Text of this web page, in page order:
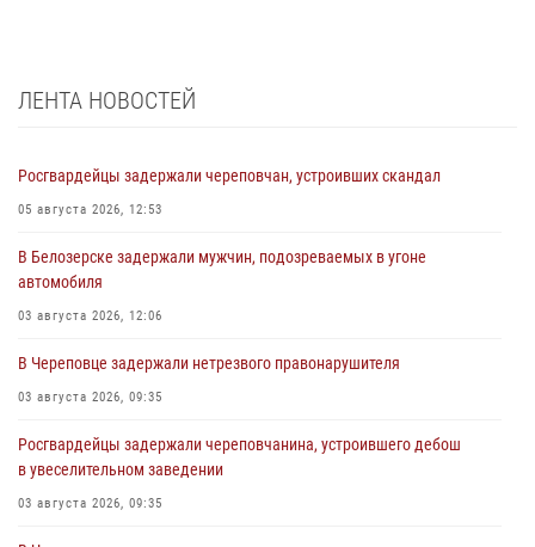
ЛЕНТА НОВОСТЕЙ
Росгвардейцы задержали череповчан, устроивших скандал
05 августа 2026, 12:53
В Белозерске задержали мужчин, подозреваемых в угоне
автомобиля
03 августа 2026, 12:06
В Череповце задержали нетрезвого правонарушителя
03 августа 2026, 09:35
Росгвардейцы задержали череповчанина, устроившего дебош
в увеселительном заведении
03 августа 2026, 09:35